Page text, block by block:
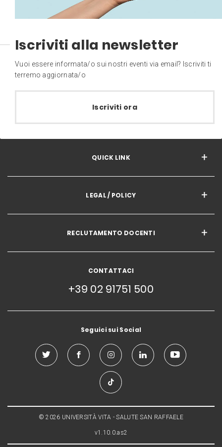
Iscriviti alla newsletter
Vuoi essere informata/o sui nostri eventi via email? Iscriviti ti
terremo aggiornata/o
Iscriviti ora
QUICK LINK
LEGAL / POLICY
RECLUTAMENTO DOCENTI
CONTATTACI
+39 02 91751 500
Seguici sui Social
© 2026 UNIVERSITÀ VITA - SALUTE SAN RAFFAELE
v1.10.0.as2